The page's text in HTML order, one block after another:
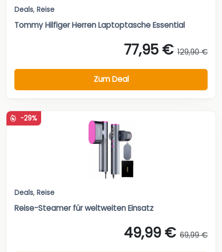
Deals, Reise
Tommy Hilfiger Herren Laptoptasche Essential
77,95 € 129,90 €
Zum Deal
-29%
Deals, Reise
Reise-Steamer für weltweiten Einsatz
49,99 € 69,99 €